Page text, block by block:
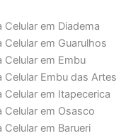
em Diadema
em Guarulhos
Celular em Embu
Embu das Artes
em Itapecerica
Celular em Osasco
em Barueri